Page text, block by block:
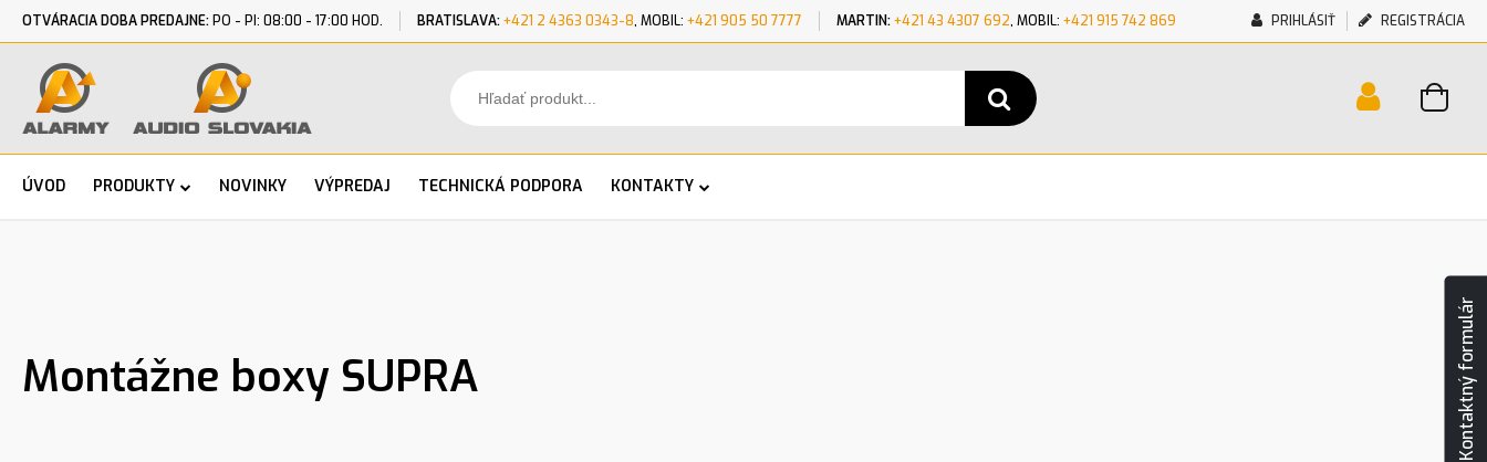
OTVÁRACIA DOBA PREDAJNE: PO - PI: 08:00 - 17:00 HOD. BRATISLAVA:+421 2 4363 0343-8, MOBIL: +421 905 50 7777 MARTIN:+421 43 4307 692, MOBIL: +421 915 742 869 PRIHLÁSIŤ REGISTRÁCIA
ÚVOD PRODUKTY NOVINKY VÝPREDAJ TECHNICKÁ PODPORA KONTAKTY
Montážne boxy SUPRA Kontaktný formulár